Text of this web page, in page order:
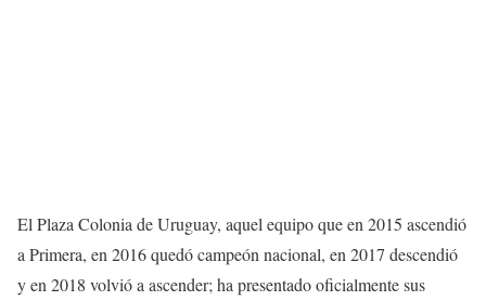
El Plaza Colonia de Uruguay, aquel equipo que en 2015 ascendió
a Primera, en 2016 quedó campeón nacional, en 2017 descendió
y en 2018 volvió a ascender; ha presentado oficialmente sus